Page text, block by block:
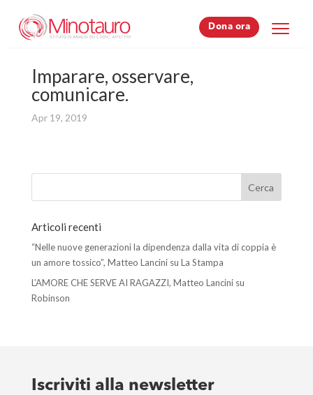
Dona ora
Dona ora
Imparare, osservare,
comunicare.
Apr 19, 2019
Articoli recenti
“Nelle nuove generazioni la dipendenza dalla vita di coppia è
un amore tossico”, Matteo Lancini su La Stampa
L’AMORE CHE SERVE AI RAGAZZI, Matteo Lancini su
Robinson
Iscriviti alla newsletter